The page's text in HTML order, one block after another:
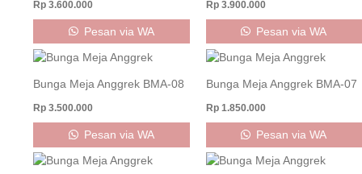
Rp 3.600.000
Pesan via WA
Rp3.900.000
Pesan via WA
Bunga Meja Anggrek BMA-08
Rp 3.500.000
Pesan via WA
Bunga Meja Anggrek BMA-07
Rp1.850.000
Pesan via WA